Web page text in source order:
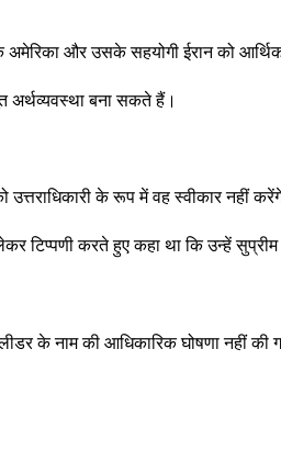
अमेरिका और उसके सहयोगी ईरान को
अर्थव्यवस्था बना सकते हैं।
उत्तराधिकारी के रूप में वह स्वीकार नहीं
टिप्पणी करते हुए कहा था कि उन्हें सुप्रीम
के नाम की आधिकारिक घोषणा नहीं